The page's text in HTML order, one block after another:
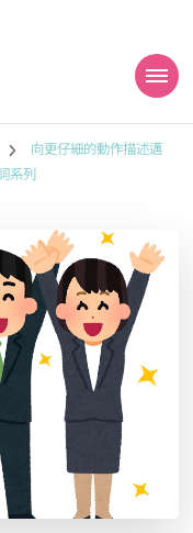
力試
向更仔細的動作描述邁
系列